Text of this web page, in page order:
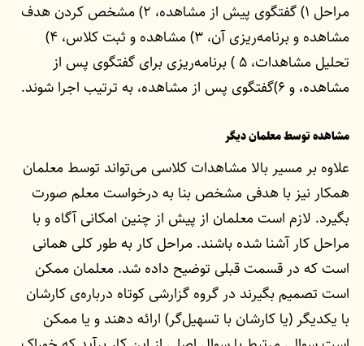
مراحل ۱‌) گفتگوی پیش از مشاهده، ۲) مشخص کردن هدف
مشاهده و برنامه‌ریزی آن، ۳) مشاهده و ثبت کلاس، ۴)
تحلیل مشاهدات، ۵ ) برنامه‌ریزی برای گفتگوی پس از
مشاهده، و ۶)‌گفتگوی پس از مشاهده، به ترتیب اجرا شوند.
مشاهده توسط معلمان دیگر
علاوه بر مسیر بالا مشاهدات کلاسی می‌تواند توسط معلمان
همکار نیز با هدفی مشخص بنا به درخواست معلم صورت
بگیرد. لازم است معلمان از پیش از چنین امکانی آگاه و با
مراحل کار آشنا شده باشند. مراحل کار به طور کلی همانی
است که در قسمت قبلی توضیح داده شد. معلمان ممکن
است تصمیم بگیرند در گروه گزارشی کوتاه درباره‌ی کارشان
با یکدیگر (یا کارشان با تسهیل‌گر)‌ ارائه دهند و یا ممکن